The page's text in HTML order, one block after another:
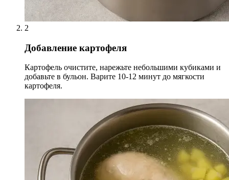
2
Добавление картофеля
Картофель очистите, нарежьте небольшими кубиками и
добавьте в бульон. Варите 10-12 минут до мягкости
картофеля.